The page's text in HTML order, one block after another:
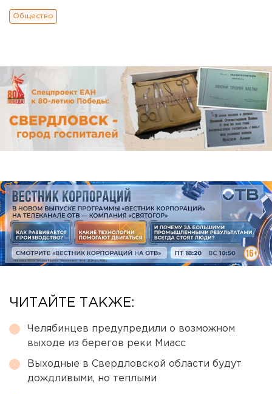
Общество
ЧИТАЙТЕ ТАКЖЕ:
Челябинцев предупредили о возможном
выходе из берегов реки Миасс
Выходные в Свердловской области будут
дождливыми, но теплыми